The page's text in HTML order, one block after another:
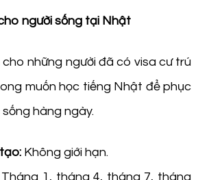
người sống tại Nhật
những người đã có visa cư trú
muốn học tiếng Nhật để phục
hàng ngày.
Không giới hạn.
1, tháng 4, tháng 7, tháng